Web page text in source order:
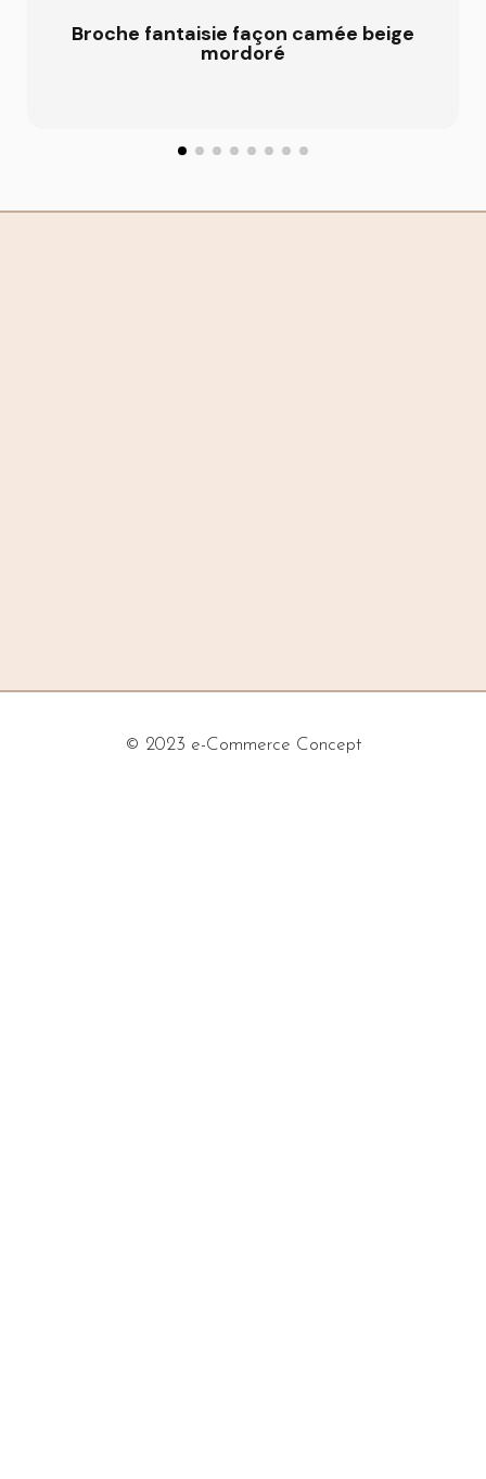
Broche fantaisie façon camée beige
mordoré
© 2023 e-Commerce Concept